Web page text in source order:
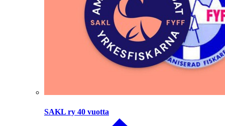
SAKL ry 40 vuotta